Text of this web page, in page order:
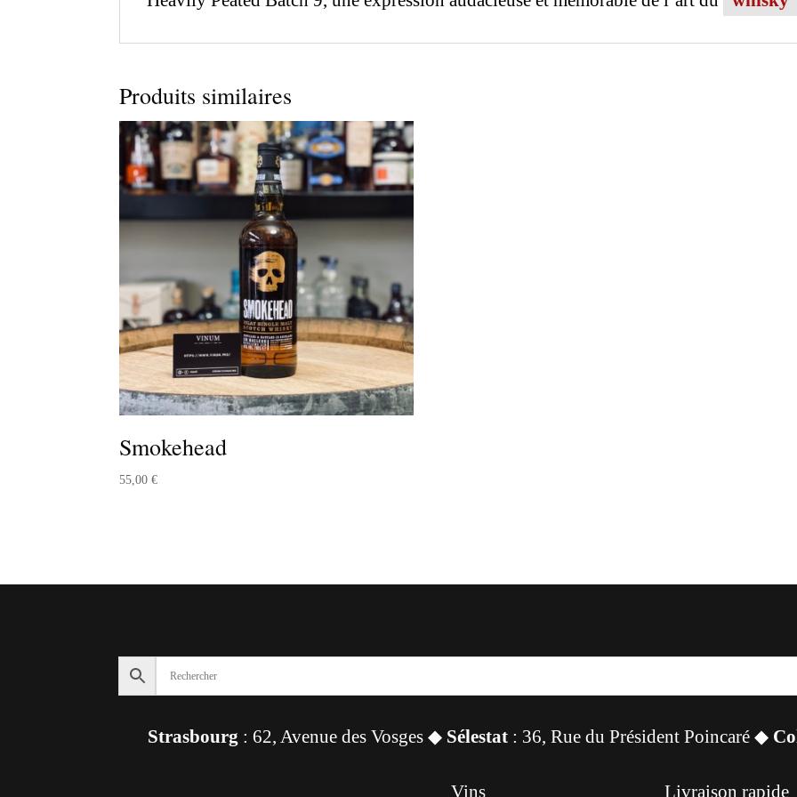
Produits similaires
Smokehead
55,00€
Strasbourg : 62, Avenue des Vosges ◆ Sélestat : 36, Rue du Président Poincaré ◆
Vins Livraison rapide